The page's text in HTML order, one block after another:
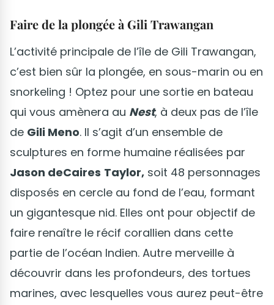
Faire de la plongée à Gili Trawangan
L’activité principale de l’île de Gili Trawangan,
c’est bien sûr la plongée, en sous-marin ou en
snorkeling ! Optez pour une sortie en bateau
qui vous amènera au Nest, à deux pas de l’île
de Gili Meno. Il s’agit d’un ensemble de
sculptures en forme humaine réalisées par
Jason deCaires Taylor, soit 48 personnages
disposés en cercle au fond de l’eau, formant
un gigantesque nid. Elles ont pour objectif de
faire renaître le récif corallien dans cette
partie de l’océan Indien. Autre merveille à
découvrir dans les profondeurs, des tortues
marines, avec lesquelles vous aurez peut-être